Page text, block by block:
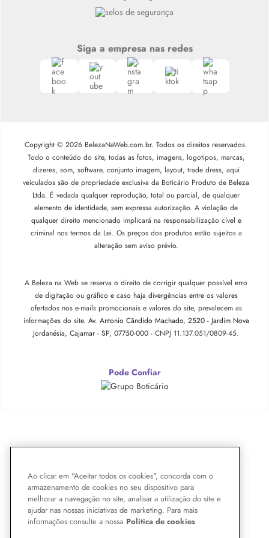
Siga a empresa nas redes
Copyright © 2026 BelezaNaWeb.com.br. Todos os direitos reservados.
Todo o conteúdo do site, todas as fotos, imagens, logotipos, marcas,
dizeres, som, software, conjunto imagem, layout, trade dress, aqui
veiculados são de propriedade exclusiva da Boticário Produto de Beleza
Ltda. É vedada qualquer reprodução, total ou parcial, de qualquer
elemento de identidade, sem expressa autorização. A violação de
qualquer direito mencionado implicará na responsabilização cível e
criminal nos termos da Lei. Os preços dos produtos estão sujeitos a
alteração sem aviso prévio.
A Beleza na Web se reserva o direito de corrigir qualquer possível erro
de digitação ou gráfico e caso haja divergências entre os valores
ofertados nos e-mails promocionais e valores do site, prevalecem as
informações do site. Av. Antonio Cândido Machado, 2520 - Jardim Nova
Jordanésia, Cajamar - SP, 07750-000 - CNPJ 11.137.051/0809-45.
Pode Confiar
Ao clicar em "Aceitar todos os cookies", concorda com o
armazenamento de cookies no seu dispositivo para
melhorar a navegação no site, analisar a utilização do site e
ajudar nas nossas iniciativas de marketing. Para mais
informações consulte a nossa Politica de cookies